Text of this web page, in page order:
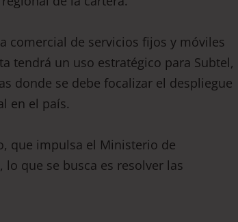
comercial de servicios fijos y móviles
tendrá un uso estratégico para Subtel,
donde se debe focalizar el despliegue
en el país.
que impulsa el Ministerio de
que se busca es resolver las